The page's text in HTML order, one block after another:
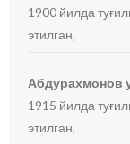
1900 йилда
этилган,
Абдурахмонов
1915 йилда
этилган,